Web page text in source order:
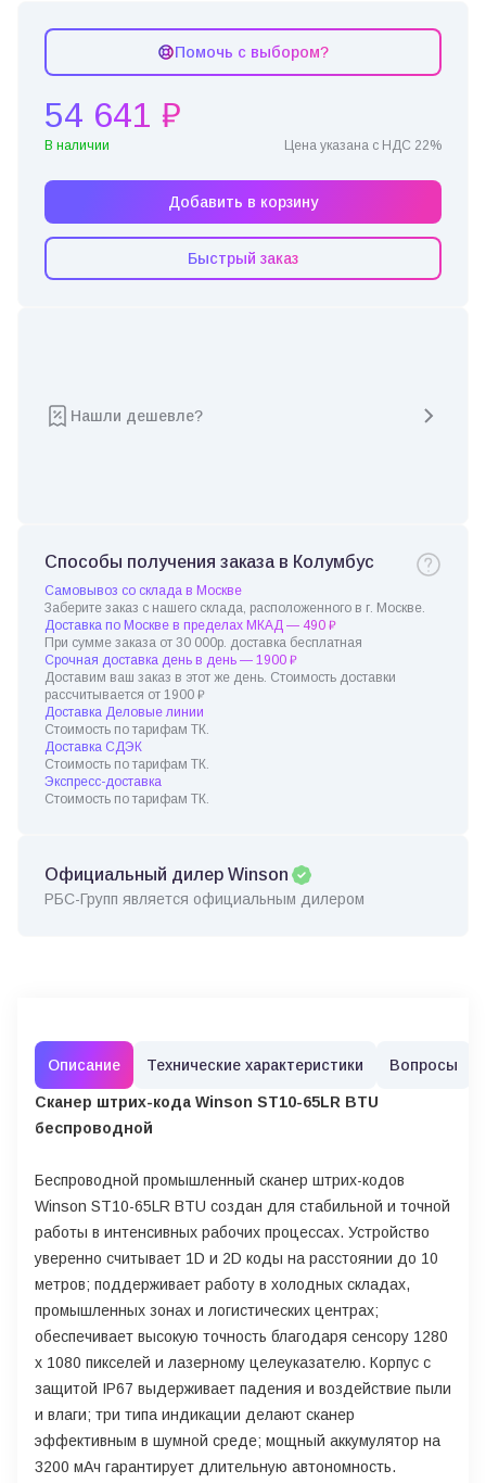
Помочь с выбором?
54 641 ₽
В наличии Цена указана с НДС 22%
Добавить в корзину
Быстрый заказ
Нашли дешевле?
Способы получения заказа в Колумбус
Самовывоз со склада в Москве
Заберите заказ с нашего склада, расположенного в г. Москве.
Доставка по Москве в пределах МКАД — 490 ₽
При сумме заказа от 30 000р. доставка бесплатная
Срочная доставка день в день — 1900 ₽
Доставим ваш заказ в этот же день. Стоимость доставки
рассчитывается от 1900 ₽
Доставка Деловые линии
Стоимость по тарифам ТК.
Доставка СДЭК
Стоимость по тарифам ТК.
Экспресс-доставка
Стоимость по тарифам ТК.
Официальный дилер Winson
РБС-Групп является официальным дилером
Описание Технические характеристики Вопросы
Сканер штрих-кода Winson ST10-65LR BTU
беспроводной
Беспроводной промышленный сканер штрих-кодов
Winson ST10-65LR BTU создан для стабильной и точной
работы в интенсивных рабочих процессах. Устройство
уверенно считывает 1D и 2D коды на расстоянии до 10
метров; поддерживает работу в холодных складах,
промышленных зонах и логистических центрах;
обеспечивает высокую точность благодаря сенсору 1280
х 1080 пикселей и лазерному целеуказателю. Корпус с
защитой IP67 выдерживает падения и воздействие пыли
и влаги; три типа индикации делают сканер
эффективным в шумной среде; мощный аккумулятор на
3200 мАч гарантирует длительную автономность.